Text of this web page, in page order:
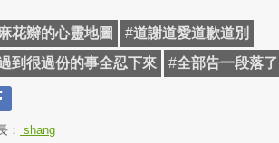
花辮的心靈地圖 #道謝道愛道歉道別
到很過份的事全忍下來
#全部告一段落了
： shang